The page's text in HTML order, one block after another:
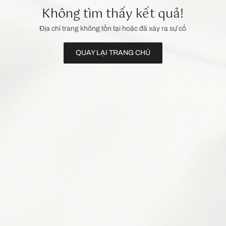
Không tìm thấy kết quả!
Địa chỉ trang không tồn tại hoặc đã xảy ra sự cố
QUAY LẠI TRANG CHỦ